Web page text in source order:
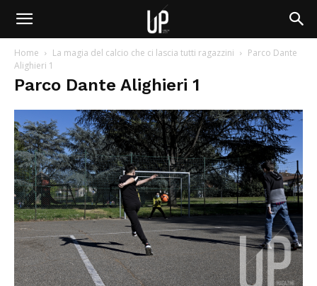
Home La magia del calcio che ci lascia tutti ragazzini
Parco Dante
Alighieri 1
Parco Dante Alighieri 1